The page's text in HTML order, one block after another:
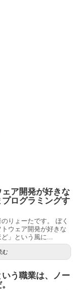
ア開発が好きな
ログラミングす
りょーたです。 ぼく
ウェア開発が好きな
」という風に...
む
う職業は、ノー